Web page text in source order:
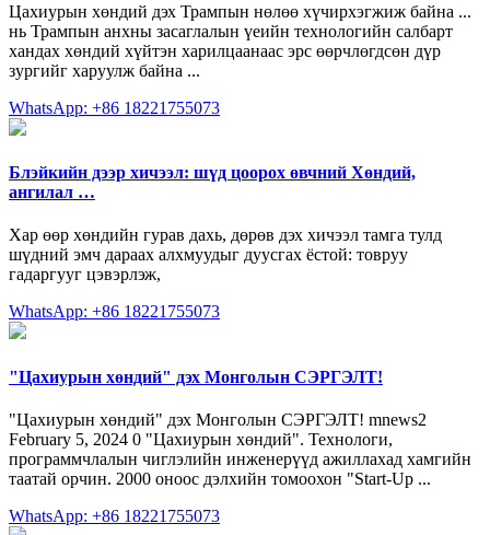
Цахиурын хөндий дэх Трампын нөлөө хүчирхэгжиж байна ...
нь Трампын анхны засаглалын үеийн технологийн салбарт
хандах хөндий хүйтэн харилцаанаас эрс өөрчлөгдсөн дүр
зургийг харуулж байна ...
WhatsApp: +86 18221755073
Блэйкийн дээр хичээл: шүд цоорох өвчний Хөндий,
ангилал …
Хар өөр хөндийн гурав дахь, дөрөв дэх хичээл тамга тулд
шүдний эмч дараах алхмуудыг дуусгах ёстой: товруу
гадаргууг цэвэрлэж,
WhatsApp: +86 18221755073
"Цахиурын хөндий" дэх Монголын СЭРГЭЛТ!
"Цахиурын хөндий" дэх Монголын СЭРГЭЛТ! mnews2
February 5, 2024 0 "Цахиурын хөндий". Технологи,
программчлалын чиглэлийн инженерүүд ажиллахад хамгийн
таатай орчин. 2000 оноос дэлхийн томоохон "Start-Up ...
WhatsApp: +86 18221755073